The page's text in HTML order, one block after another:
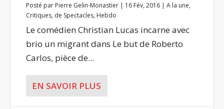
Posté par Pierre Gelin-Monastier | 16 Fév, 2016 |A la une,
Critiques, de Spectacles, Hebdo
Le comédien Christian Lucas incarne avec
brio un migrant dans Le but de Roberto
Carlos, pièce de...
EN SAVOIR PLUS